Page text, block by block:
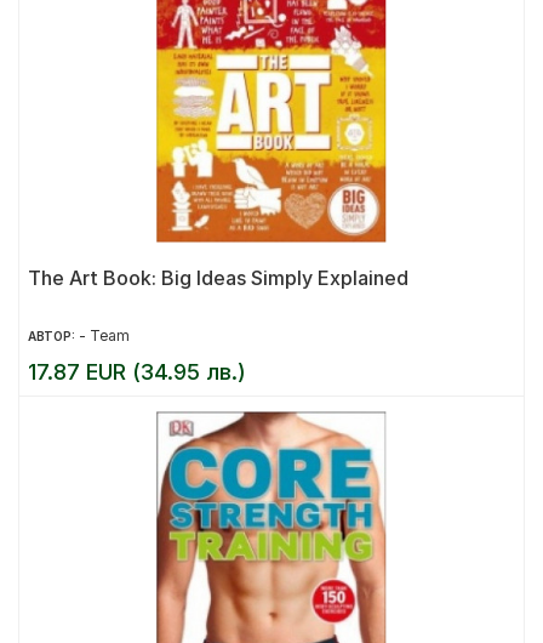
The Art Book: Big Ideas Simply Explained
АВТОР: - Team
17.87 EUR (34.95 лв.)